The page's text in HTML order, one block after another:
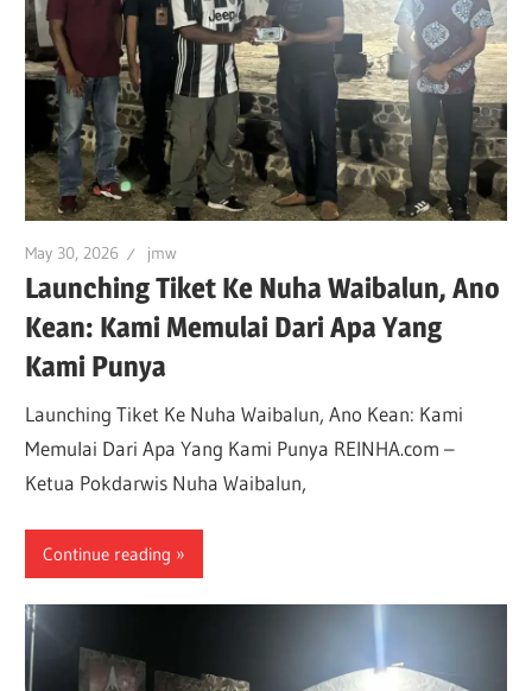
May 30, 2026 jmw
Launching Tiket Ke Nuha Waibalun, Ano
Kean: Kami Memulai Dari Apa Yang
Kami Punya
Launching Tiket Ke Nuha Waibalun, Ano Kean: Kami
Memulai Dari Apa Yang Kami Punya REINHA.com –
Ketua Pokdarwis Nuha Waibalun,
Continue reading